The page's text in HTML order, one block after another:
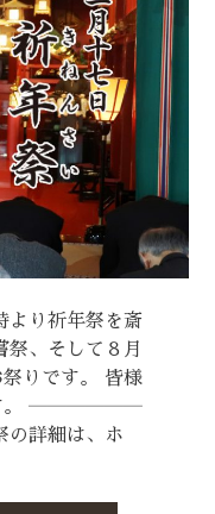
より祈年祭を斎
、そして８月
りです。 皆様
す。 ――――――
細は、ホ